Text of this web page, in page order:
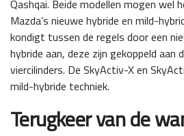
Qashqai. Beide modellen mogen
Mazda’s nieuwe hybride en mild-
kondigt tussen de regels door een
hybride aan, deze zijn gekoppeld aan
viercilinders. De SkyActiv-X en
mild-hybride techniek.
Terugkeer van de